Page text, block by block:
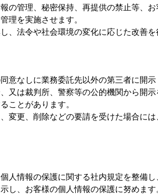
の管理、秘密保持、再提供の禁止等、
理を実施させます。
、法令や社会環境の変化に応じた改善
意なしに業務委託先以外の第三者に開
又は裁判所、警察等の公的機関から開
ことがあります。
変更、削除などの要請を受けた場合に
人情報の保護に関する社内規定を整備
し、お客様の個人情報の保護に努めます